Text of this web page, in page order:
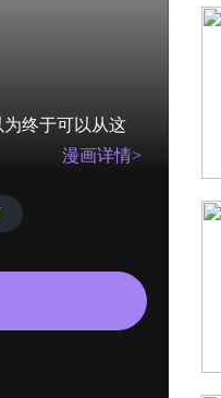
终于可以从这
漫画详情>